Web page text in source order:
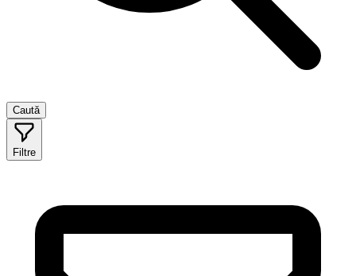
Caută
Filtre